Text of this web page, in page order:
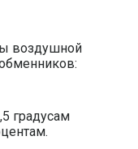
воздушной
градусам